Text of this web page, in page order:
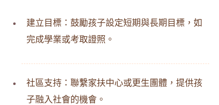
建立目標：鼓勵孩子設定短期與長期目標，如
完成學業或考取證照。
社區支持：聯繫家扶中心或更生團體，提供孩
子融入社會的機會。